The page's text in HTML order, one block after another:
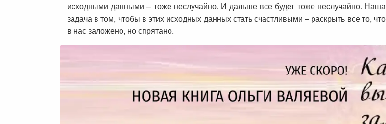
исходными данными – тоже неслучайно. И дальше все будет тоже неслучайно. Наша
задача в том, чтобы в этих исходных данных стать счастливыми – раскрыть все то, что
в нас заложено, но спрятано.